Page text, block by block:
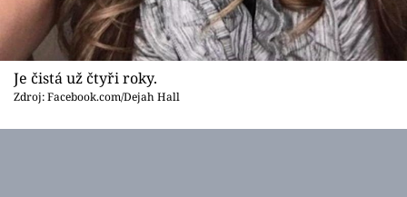
Je čistá už čtyři roky.
Zdroj: Facebook.com/Dejah Hall